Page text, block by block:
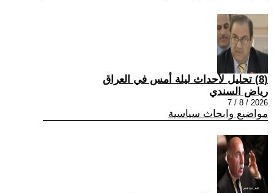
(8) تحليل لأحداث ليلة أمس في العراق
رياض السندي
2026 / 8 / 7
مواضيع وابحاث سياسية